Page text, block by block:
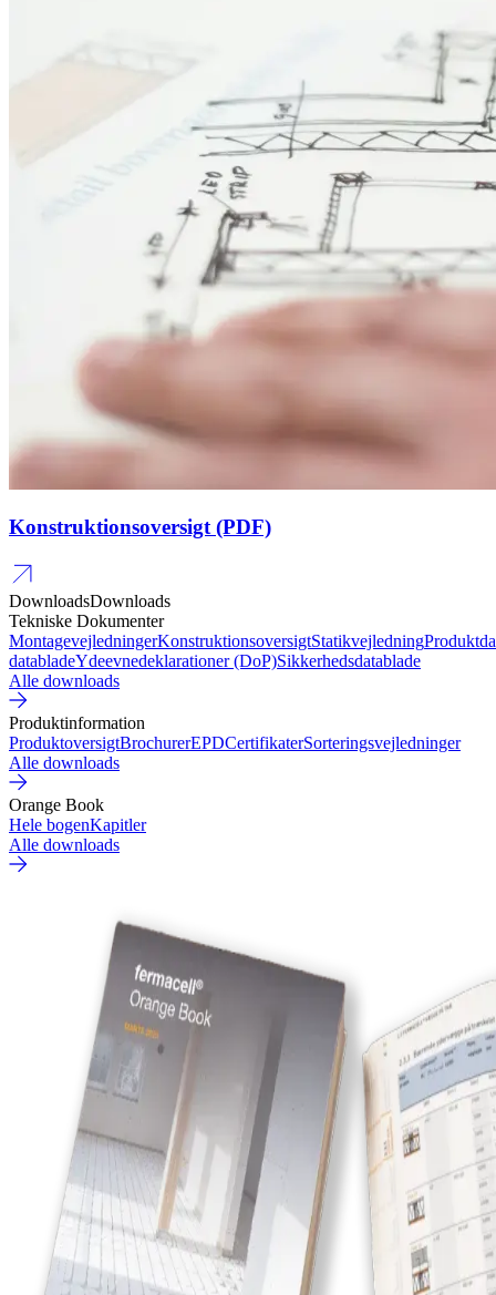
Konstruktionsoversigt (PDF)
DownloadsDownloads
Tekniske Dokumenter
MontagevejledningerKonstruktionsoversigtStatikvejledning
databladeYdeevnedeklarationer (DoP)Sikkerhedsdatablade
Alle downloads
Produktinformation
ProduktoversigtBrochurerEPDCertifikaterSorteringsvejledninger
Alle downloads
Orange Book
Hele bogenKapitler
Alle downloads